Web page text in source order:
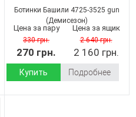
Ботинки Башили 4725-3525 gun
(Демисезон)
Цена за пару
330 грн.
270 грн.
Цена за ящик
2 640 грн.
2 160 грн.
Купить Подробнее